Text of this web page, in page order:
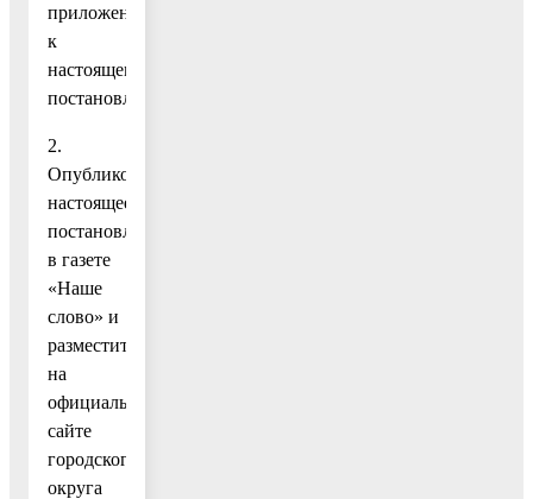
приложению
к
настоящему
постановлению.
2.
Опубликовать
настоящее
постановление
в газете
«Наше
слово» и
разместить
на
официальном
сайте
городского
округа